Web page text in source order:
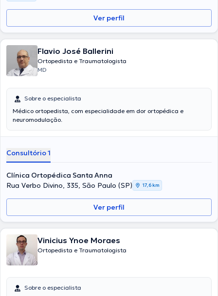
Ver perfil
Flavio José Ballerini
Ortopedista e Traumatologista
MD
Sobre o especialista
Médico ortopedista, com especialidade em dor ortopédica e
neuromodulação.
Consultório 1
Clínica Ortopédica Santa Anna
Rua Verbo Divino, 335, São Paulo (SP)
17,6 km
Ver perfil
Vinicius Ynoe Moraes
Ortopedista e Traumatologista
Sobre o especialista